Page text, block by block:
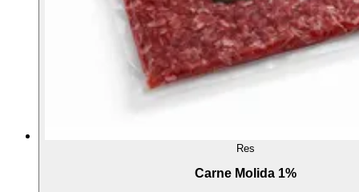
Res
Carne Molida 1%